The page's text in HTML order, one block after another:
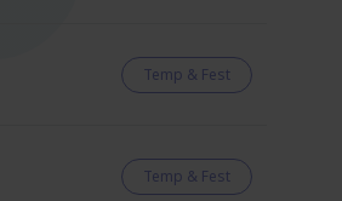
Temp & Fest
Temp & Fest